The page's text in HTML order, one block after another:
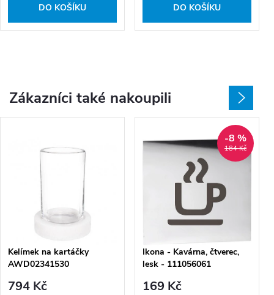
DO KOŠÍKU DO KOŠÍKU
Zákazníci také nakoupili
Kelímek na kartáčky
AWD02341530
794 Kč
184 Kč
-8 %
Ikona - Kavárna, čtverec,
lesk - 111056061
169 Kč